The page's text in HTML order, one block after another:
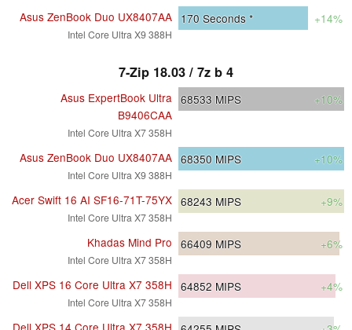
Asus ZenBook Duo UX8407AA
Intel Core Ultra X9 388H
170 Seconds * +14%
7-Zip 18.03 / 7z b 4
Asus ExpertBook Ultra
B9406CAA
Intel Core Ultra X7 358H
68533 MIPS +10%
Asus ZenBook Duo UX8407AA
Intel Core Ultra X9 388H
68350 MIPS +10%
Acer Swift 16 AI SF16-71T-75YX
Intel Core Ultra X7 358H
68243 MIPS +9%
Khadas Mind Pro
Intel Core Ultra X7 358H
66409 MIPS +6%
Dell XPS 16 Core Ultra X7 358H
Intel Core Ultra X7 358H
64852 MIPS +4%
Dell XPS 14 Core Ultra X7 358H